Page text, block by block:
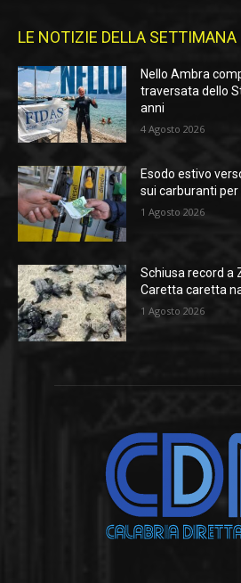
LE NOTIZIE DELLA SETTIMANA
Nello Ambra
traversata dello
anni
4 Agosto 2026
Esodo estivo
sui carburanti per
1 Agosto 2026
Schiusa record a
Caretta caretta
1 Agosto 2026